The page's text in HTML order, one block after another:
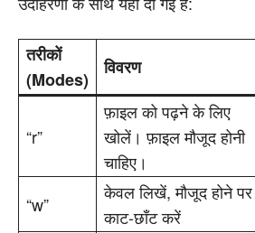
तरीकों
(Modes)
विवरण
“r”
फ़ाइल को पढ़ने के लिए
खोलें। फ़ाइल मौजूद होनी
चाहिए।
“w”
केवल लिखें, मौजूद होने पर
काट-छाँट करें